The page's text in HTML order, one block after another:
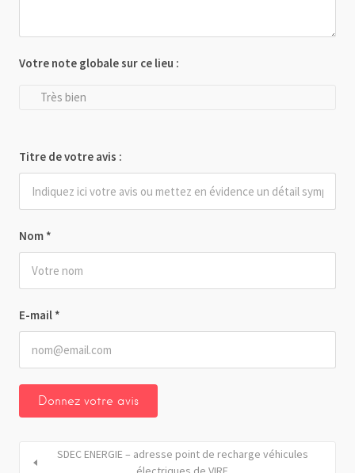
Nom *
E-mail *
Votre note globale sur ce lieu :
Très bien
Titre de votre avis :
SDEC ENERGIE – adresse point de recharge véhicules